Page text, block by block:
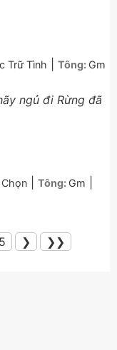
Trữ Tình Tông: Gm
ngủ đi Rừng đã
Tông: Gm
5 ❯ ❯❯